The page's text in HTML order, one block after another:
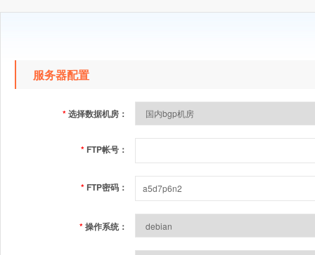
服务器配置
*选择数据机房：
* FTP帐号：
* FTP密码：
*操作系统：